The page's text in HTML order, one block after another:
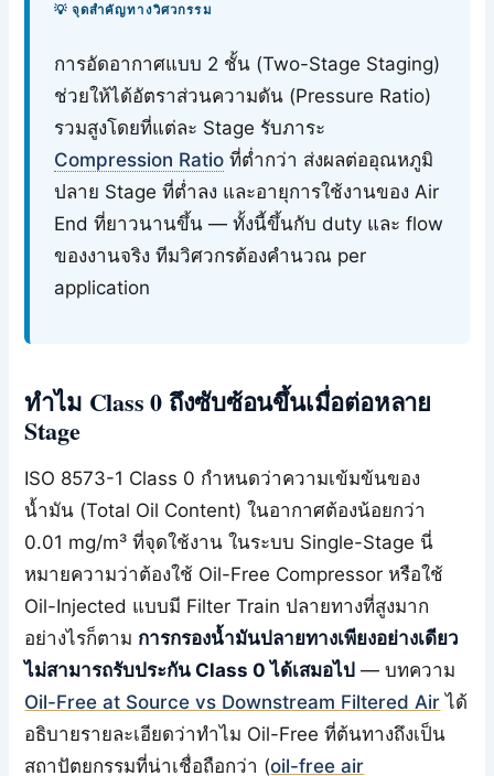
💡 จุดสำคัญทางวิศวกรรม
การอัดอากาศแบบ 2 ชั้น (Two-Stage Staging)
ช่วยให้ได้อัตราส่วนความดัน (Pressure Ratio)
รวมสูงโดยที่แต่ละ Stage รับภาระ
Compression Ratio ที่ต่ำกว่า ส่งผลต่ออุณหภูมิ
ปลาย Stage ที่ต่ำลง และอายุการใช้งานของ Air
End ที่ยาวนานขึ้น — ทั้งนี้ขึ้นกับ duty และ flow
ของงานจริง ทีมวิศวกรต้องคำนวณ per
application
ทำไม Class 0 ถึงซับซ้อนขึ้นเมื่อต่อหลาย
Stage
ISO 8573-1 Class 0 กำหนดว่าความเข้มข้นของ
น้ำมัน (Total Oil Content) ในอากาศต้องน้อยกว่า
0.01 mg/m³ ที่จุดใช้งาน ในระบบ Single-Stage นี่
หมายความว่าต้องใช้ Oil-Free Compressor หรือใช้
Oil-Injected แบบมี Filter Train ปลายทางที่สูงมาก
อย่างไรก็ตาม การกรองน้ำมันปลายทางเพียงอย่างเดียว
ไม่สามารถรับประกัน Class 0 ได้เสมอไป — บทความ
Oil-Free at Source vs Downstream Filtered Air ได้
อธิบายรายละเอียดว่าทำไม Oil-Free ที่ต้นทางถึงเป็น
สถาปัตยกรรมที่น่าเชื่อถือกว่า (oil-free air